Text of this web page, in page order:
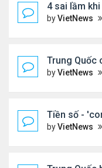
4 sai lầm
byVietNews
Trung Quốc
byVietNews
Tiền số -
byVietNews